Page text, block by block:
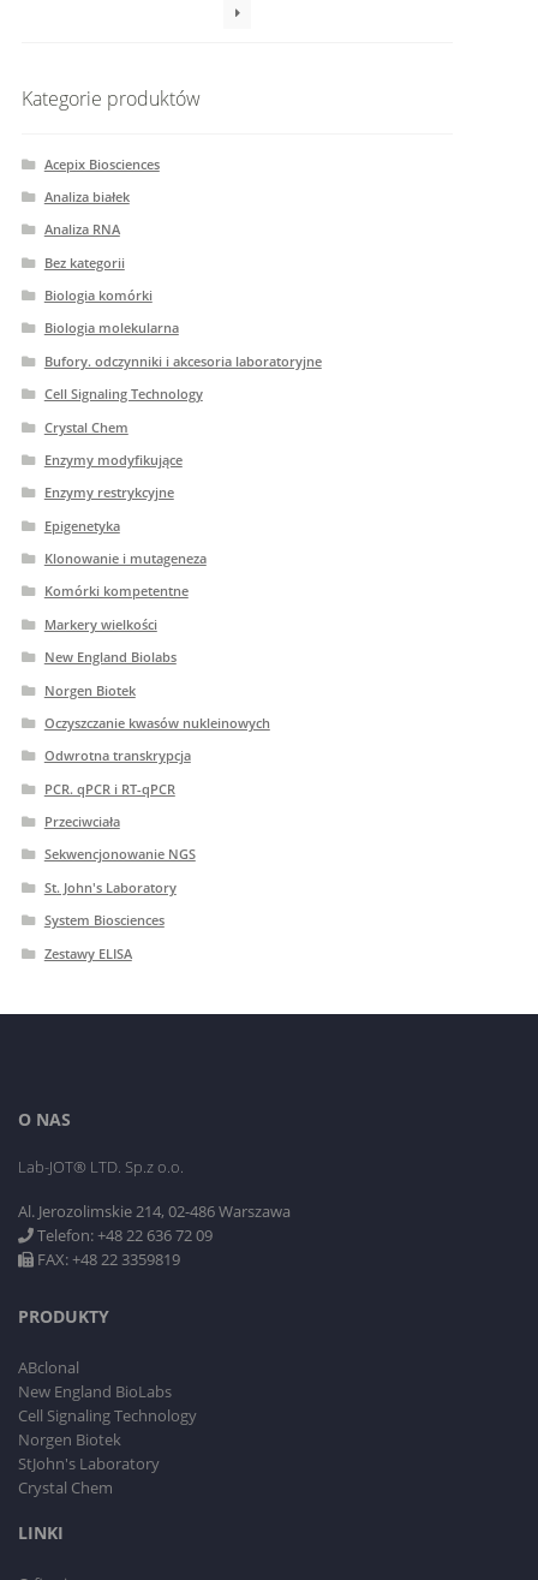
Kategorie produktów
Acepix Biosciences
Analiza białek
Analiza RNA
Bez kategorii
Biologia komórki
Biologia molekularna
Bufory. odczynniki i akcesoria laboratoryjne
Cell Signaling Technology
Crystal Chem
Enzymy modyfikujące
Enzymy restrykcyjne
Epigenetyka
Klonowanie i mutageneza
Komórki kompetentne
Markery wielkości
New England Biolabs
Norgen Biotek
Oczyszczanie kwasów nukleinowych
Odwrotna transkrypcja
PCR. qPCR i RT-qPCR
Przeciwciała
Sekwencjonowanie NGS
St. John's Laboratory
System Biosciences
Zestawy ELISA
O NAS
Lab-JOT® LTD. Sp.z o.o.
Al. Jerozolimskie 214, 02-486 Warszawa
Telefon: +48 22 636 72 09
FAX: +48 22 3359819
PRODUKTY
ABclonal
New England BioLabs
Cell Signaling Technology
Norgen Biotek
StJohn's Laboratory
Crystal Chem
LINKI